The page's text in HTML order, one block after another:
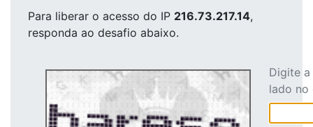
Para liberar o acesso do IP 216.73.217.14,
responda ao desafio abaixo.
Digite
lado no